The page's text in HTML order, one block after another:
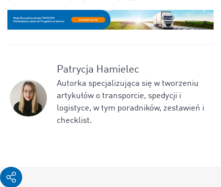
Patrycja Hamielec
Autorka specjalizująca się w tworzeniu
artykułów o transporcie, spedycji i
logistyce, w tym poradników, zestawień i
checklist.